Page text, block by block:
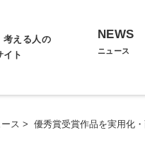
考える人の
イト
NEWS
ニュース
ス > 優秀賞受賞作品を実用化